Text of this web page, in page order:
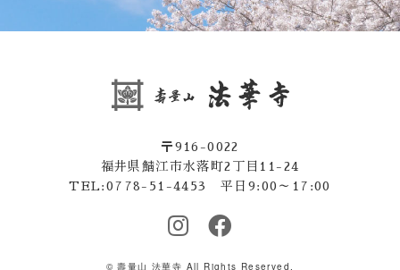
〒916-0022
福井県鯖江市水落町2丁目11-24
TEL:0778-51-4453 平日9:00～17:00
© 壽量山 法華寺 All Rights Reserved.